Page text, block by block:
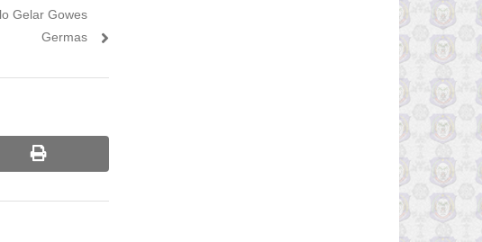
Gelar Gowes
Germas
print